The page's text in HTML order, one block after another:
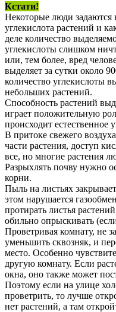
Кстати!
Некоторые люди задаются
углекислота растений и
деле количество
углекислоты слишком
или, тем более, вред
выделяет за сутки около
количество углекислоты
небольших растений.
Способность растений
играет положительную
происходит естественное
В притоке свежего
части растения, доступ
все, но многие растения
Разрыхлять почву нужно
корни.
Пыль на листьях
этом нарушается
протирать листья
обильно опрыскивать
Проветривая комнату, не
уменьшить сквозняк, и
место. Особенно
другую комнату. Если
окна, оно также может
Поэтому если на улице
проветрить, то лучше
нет растений, а там